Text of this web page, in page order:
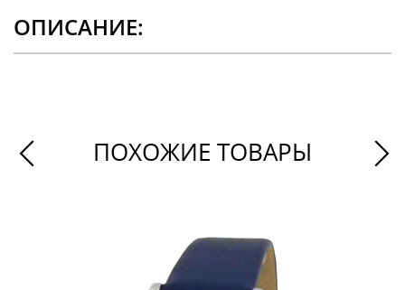
ОПИСАНИЕ:
ПОХОЖИЕ ТОВАРЫ